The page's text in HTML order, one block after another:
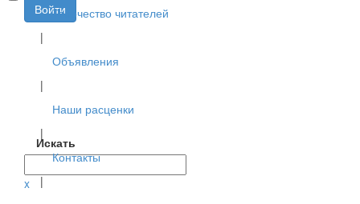
Войти
Искать
x
Творчество читателей
|
Объявления
|
Наши расценки
|
Контакты
|